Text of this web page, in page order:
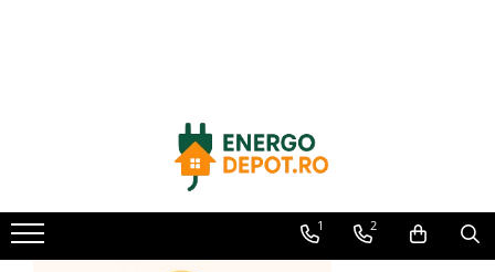
Longi Solar
Optimizatoare panouri
1 2